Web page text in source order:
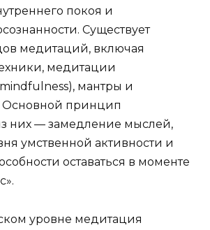
покоя и
Существует
медитаций, включая
медитации
мантры и
Основной принцип
них — замедление мыслей,
умственной активности и
оставаться в моменте
уровне медитация